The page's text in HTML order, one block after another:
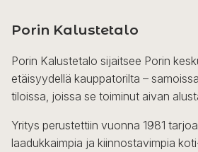
Porin Kalustetalo
Porin Kalustetalo sijaitsee Porin
etäisyydellä kauppatorilta –
tiloissa, joissa se toiminut aivan
Yritys perustettiin vuonna 1981
laadukkaimpia ja kiinnostavimpia